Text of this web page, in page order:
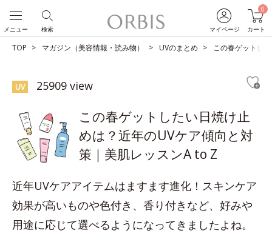
マイページ
0
カート
検索
メニュー
TOP マガジン（美容情報・読み物） UVのまとめ この春ゲットし
UV 25909 view
この春ゲットしたい日焼け止
めは？近年のUVケア傾向と対
策｜美肌レッスンA to Z
近年UVケアアイテムはますます進化！スキンケア
効果が高いものや色付き、香り付きなど、好みや
用途に応じて選べるようになってきましたよね。